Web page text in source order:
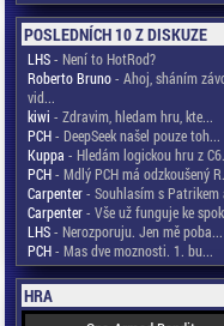
POSLEDNÍCH 10 Z DISKUZE
LHS- Není to HotRod?
Roberto Bruno- Ahoj, sháním
vid...
kiwi - Zdravim, hledam hru, kte...
PCH- DeepSeek našel pouze toh...
Kuppa - Hledám logickou hru z
PCH- Mdlý PCH má odzkoušený
Carpenter- Souhlasím s Patrikem
Carpenter- Vše už funguje ke
LHS- Nerozporuju. Jen mě poba...
PCH- Mas dve moznosti. 1. bu...
HRA